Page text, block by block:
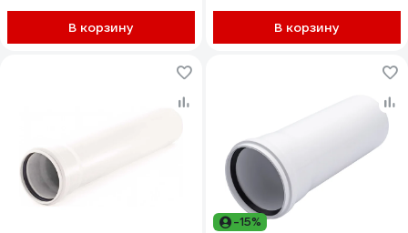
В корзину В корзину
-15%